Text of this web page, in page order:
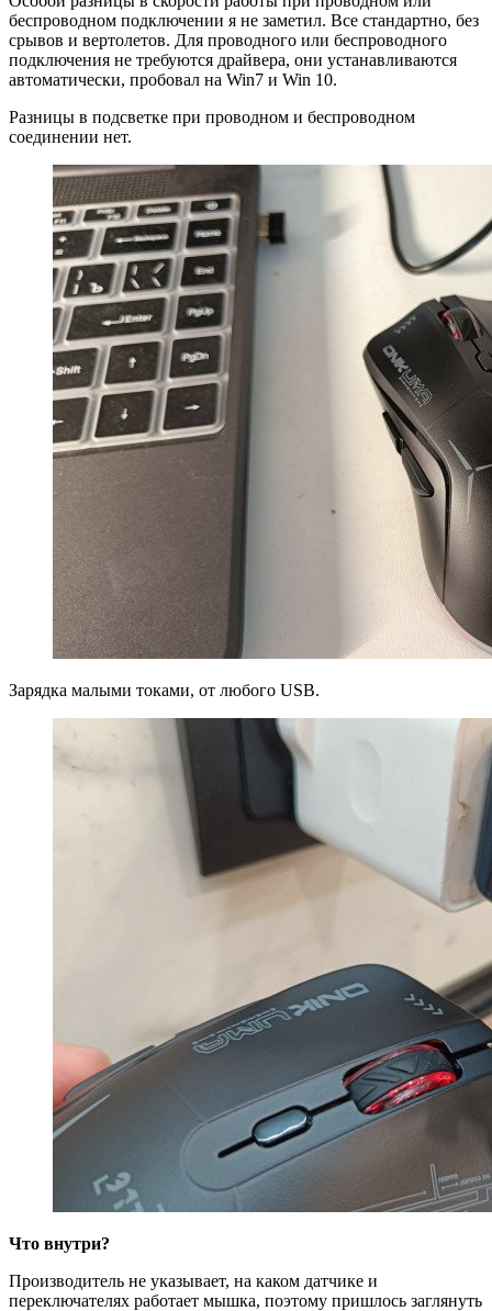
беспроводном подключении я не заметил. Все стандартно, без
срывов и вертолетов. Для проводного или беспроводного
подключения не требуются драйвера, они устанавливаются
автоматически, пробовал на Win7 и Win 10.
Разницы в подсветке при проводном и беспроводном
соединении нет.
Зарядка малыми токами, от любого USB.
Что внутри?
Производитель не указывает, на каком датчике и
переключателях работает мышка, поэтому пришлось заглянуть